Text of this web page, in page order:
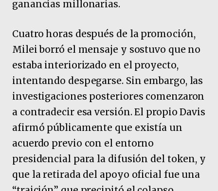
ganancias millonarias.
Cuatro horas después de la promoción,
Milei borró el mensaje y sostuvo que no
estaba interiorizado en el proyecto,
intentando despegarse. Sin embargo, las
investigaciones posteriores comenzaron
a contradecir esa versión. El propio Davis
afirmó públicamente que existía un
acuerdo previo con el entorno
presidencial para la difusión del token, y
que la retirada del apoyo oficial fue una